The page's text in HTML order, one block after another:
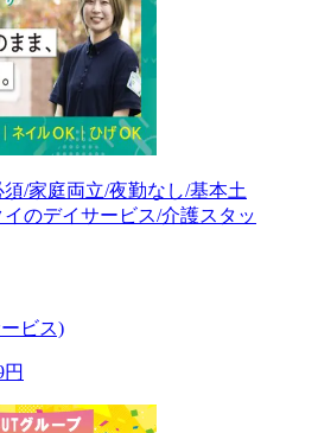
/家庭両立/夜勤なし/基本土
イのデイサービス/介護スタッ
ビス)